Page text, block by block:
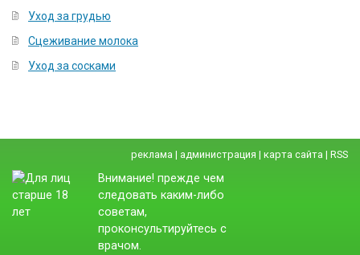
Уход за грудью
Сцеживание молока
Уход за сосками
реклама | администрация | карта сайта | RSS
Внимание! прежде чем
следовать каким-либо
советам,
проконсультируйтесь с
врачом.